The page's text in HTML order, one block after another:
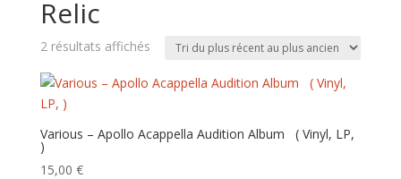
Relic
2 résultats affichésTrié
plus
au
plus
Various – Apollo Acappella Audition Album ‎ ‎ ( Vinyl, LP,
)
15,00 €